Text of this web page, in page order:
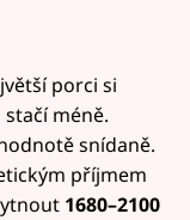
porci si
méně.
snídaně.
příjmem
1680–2100